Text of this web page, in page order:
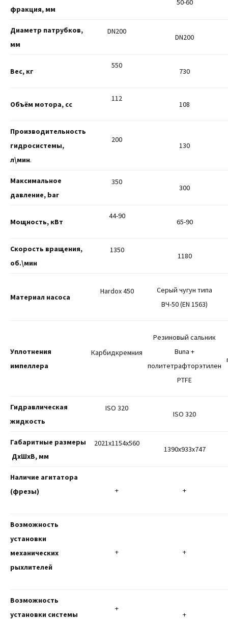
фракция, мм
50-60
Диаметр патрубков,
мм
DN200
DN200
Вес, кг
550
730
Объём мотора, сс
112
108
Производительность
гидросистемы,
л\мин.
200
130
Максимальное
давление, bar
350
300
Мощность, кВт
44-90
65-90
Скорость вращения,
об.\мин
1350
1180
Материал насоса
Hardox 450
Серый чугун типа
ВЧ-50 (EN 1563)
Уплотнения
импеллера
Карбидкремния
Резиновый сальник
Buna +
политетрафторэтилен
PTFE
Гидравлическая
жидкость
ISO 320
ISO 320
Габаритные размеры
ДхШхВ, мм
2021х1154х560
1390х933х747
Наличие агитатора
(фрезы)
+ +
Возможность
установки
механических
рыхлителей
+ +
Возможность
установки системы
+
+